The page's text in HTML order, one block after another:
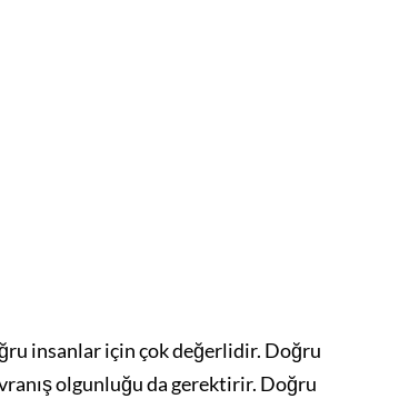
insanlar için çok değerlidir. Doğru
olgunluğu da gerektirir. Doğru